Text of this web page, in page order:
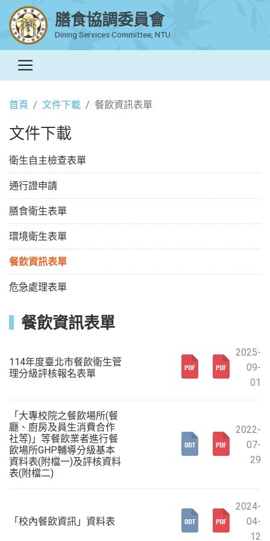
膳食協調委員會
Dining Services Committee, NTU
首頁 文件下載 餐飲資訊表單
文件下載
衛生自主檢查表單
通行證申請
膳食衛生表單
環境衛生表單
餐飲資訊表單
危急處理表單
餐飲資訊表單
114年度臺北市餐飲衛生管
理分級評核報名表單
2025-
09-
01
「大專校院之餐飲場所(餐
廳、廚房及員生消費合作
社等)」等餐飲業者進行餐
飲場所GHP輔導分級基本
資料表(附檔一)及評核資料
表(附檔二)
2022-
07-
29
「校內餐飲資訊」資料表
2024-
04-
12